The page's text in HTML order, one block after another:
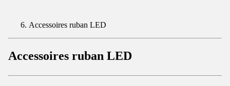
Accessoires ruban LED
Accessoires ruban LED